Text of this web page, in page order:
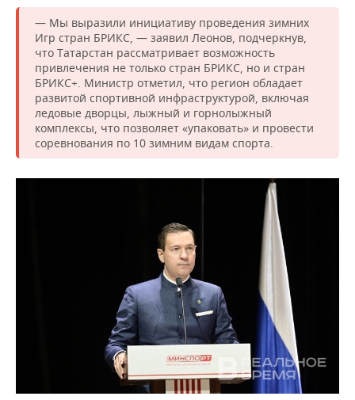
ВОЛЕЙБОЛ
КИБЕРСПОРТ
ФИГУРНОЕ КАТАНИЕ
ВОДНЫЕ ВИДЫ СПОРТА
ХОККЕЙ С МЯЧОМ
ИСТОРИЯ
КУЛЬТУРА
МЕДИЦИНА
ОБРАЗОВАНИЕ
ПРОИСШЕСТВИЯ
СПИСОК ПЕРСОН
СПИСОК КОМПАНИЙ
ПОЛНАЯ ВЕРСИЯ
— Мы выразили инициативу проведения зимних
Игр стран БРИКС, — заявил Леонов, подчеркнув,
что Татарстан рассматривает возможность
привлечения не только стран БРИКС, но и стран
БРИКС+. Министр отметил, что регион обладает
развитой спортивной инфраструктурой, включая
ледовые дворцы, лыжный и горнолыжный
комплексы, что позволяет «упаковать» и провести
соревнования по 10 зимним видам спорта.